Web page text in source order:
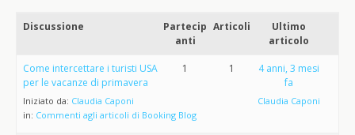
Discussione
Partecip
anti
Articoli
Ultimo
articolo
Come intercettare i turisti USA
per le vacanze di primavera
Iniziato da: Claudia Caponi
in: Commenti agli articoli di Booking Blog
1 1
4 anni, 3 mesi
fa
Claudia Caponi